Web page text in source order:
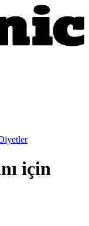
için